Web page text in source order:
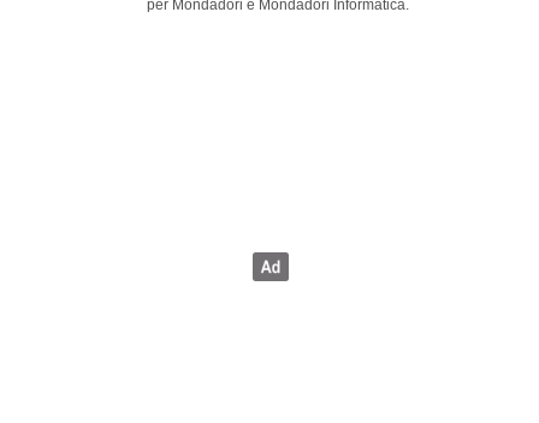
per Mondadori e Mondadori Informatica.